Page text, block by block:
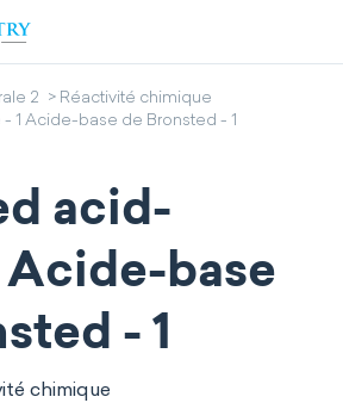
2
Réactivité chimique
1 Acide-base de Bronsted - 1
acid-
Acide-base
- 1
chimique